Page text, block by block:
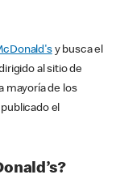
y busca el
al sitio de
mayoría de los
el